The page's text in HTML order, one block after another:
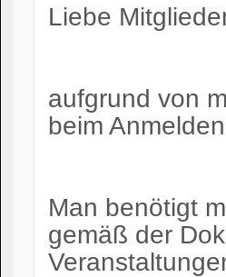
Liebe
aufgrund von
beim
Man benötigt
gemäß der